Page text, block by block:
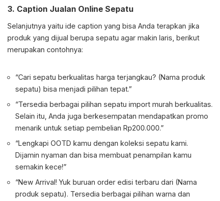
3. Caption Jualan Online Sepatu
Selanjutnya yaitu ide caption yang bisa Anda terapkan jika
produk yang dijual berupa sepatu agar makin laris, berikut
merupakan contohnya:
“Cari sepatu berkualitas harga terjangkau? (Nama produk
sepatu) bisa menjadi pilihan tepat.”
“Tersedia berbagai pilihan sepatu import murah berkualitas.
Selain itu, Anda juga berkesempatan mendapatkan promo
menarik untuk setiap pembelian Rp200.000.”
“Lengkapi OOTD kamu dengan koleksi sepatu kami.
Dijamin nyaman dan bisa membuat penampilan kamu
semakin kece!”
“New Arrival! Yuk buruan order edisi terbaru dari (Nama
produk sepatu). Tersedia berbagai pilihan warna dan